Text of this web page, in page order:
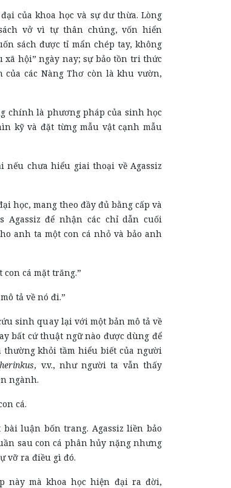
của khoa học và sự dư thừa. Lòng
vở vì tự thân chúng, vốn hiển
sách được tỉ mẩn chép tay, không
hội” ngày nay; sự bảo tồn tri thức
của các Nàng Thơ còn là khu vườn,
chính là phương pháp của sinh học
kỹ và đặt từng mẫu vật cạnh mẫu
chưa hiểu giai thoại về Agassiz
học, mang theo đầy đủ bằng cấp và
Agassiz để nhận cácchỉ dẫn cuối
anh ta một con cá nhỏ và bảo anh
cá mặt trăng.”
tả về nó đi.”
sinh quay lại với một bản mô tả về
bất cứ thuật ngữ nào được dùng để
thường khỏi tầm hiểu biết của người
, v.v., như người ta vẫn thấy
ngành.
cá.
luận bốn trang. Agassiz liền bảo
sau con cá phân hủy nặng nhưng
vỡ ra điều gì đó.
này mà khoa học hiện đại ra đời,